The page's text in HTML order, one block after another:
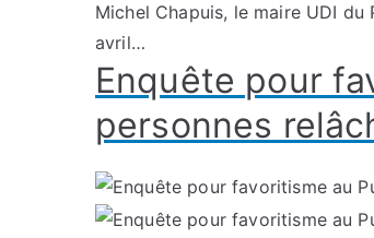
Michel Chapuis, le maire UDI du
avril…
Enquête pour
personnes